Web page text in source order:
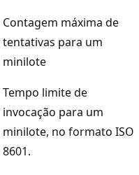
Contagem máxima de
tentativas para um
minilote
Tempo limite de
invocação para um
minilote, no formato ISO
8601.